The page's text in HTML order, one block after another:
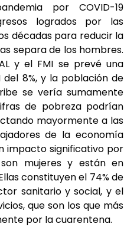
por COVID-19
logrados por las
décadas para reducir la
separa de los hombres.
y el FMI se prevé una
8%, y la población de
se vería sumamente
de pobreza podrían
mayormente a las
de la economía
impacto significativo por
mujeres y están en
constituyen el 74% de
sanitario y social, y el
que son los que más
por la cuarentena.